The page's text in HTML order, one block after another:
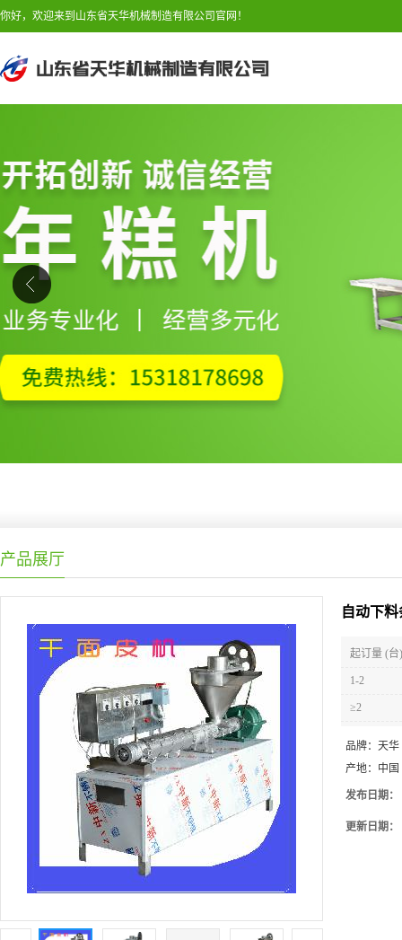
你好，欢迎来到山东省天华机械制造有限公司官网！
产品展厅
自动下
起订量 (台)
1-2
≥2
品牌： 天华
产地： 中国
发布日期：
更新日期：